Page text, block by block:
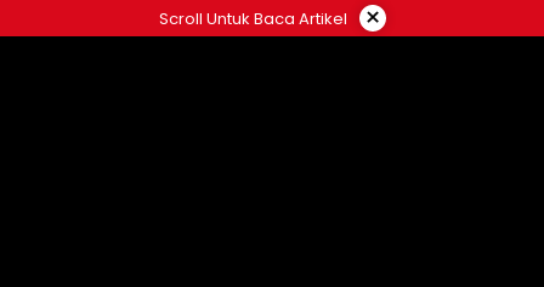
ke
Scroll Untuk Baca Artikel ×